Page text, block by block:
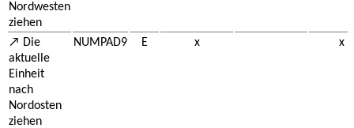
Nordwesten
ziehen
↗ Die
aktuelle
Einheit
nach
Nordosten
ziehen
NUMPAD9 E x x